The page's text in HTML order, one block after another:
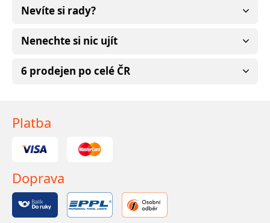
Nevíte si rady?
Nenechte si nic ujít
6 prodejen po celé ČR
Platba
Doprava